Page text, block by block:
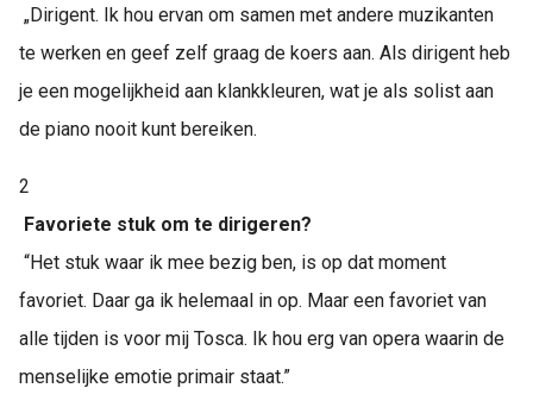
„Dirigent. Ik hou ervan om samen met andere muzikanten
te werken en geef zelf graag de koers aan. Als dirigent heb
je een mogelijkheid aan klankkleuren, wat je als solist aan
de piano nooit kunt bereiken.
2
Favoriete stuk om te dirigeren?
“Het stuk waar ik mee bezig ben, is op dat moment
favoriet. Daar ga ik helemaal in op. Maar een favoriet van
alle tijden is voor mij Tosca. Ik hou erg van opera waarin de
menselijke emotie primair staat.”